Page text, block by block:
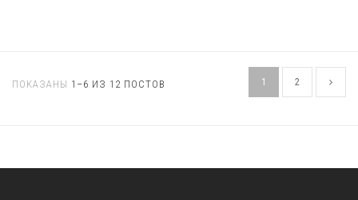
ПОКАЗАНЫ 1–6 ИЗ 12 ПОСТОВ 1 2